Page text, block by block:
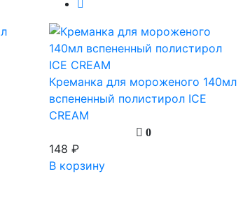
Креманка для мороженого 140мл
вспененный полистирол ICE
CREAM
0
148 ₽
В корзину